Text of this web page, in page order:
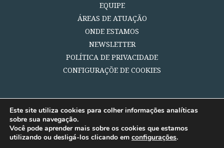
EQUIPE
ÁREAS DE ATUAÇÃO
ONDE ESTAMOS
NEWSLETTER
POLÍTICA DE PRIVACIDADE
CONFIGURAÇÕE DE COOKIES
Este site utiliza cookies para colher informações analíticas
sobre sua navegação.
Você pode aprender mais sobre os cookies que estamos
utilizando ou desligá-los clicando em configurações.